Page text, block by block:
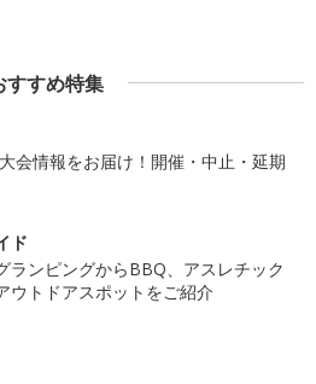
すすめ特集
会情報をお届け！開催・中止・延期
ド
ランピングからBBQ、アスレチック
ウトドアスポットをご紹介